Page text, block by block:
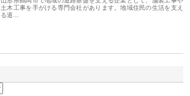
土木工事を手がける専門会社があります。地域住民の生活を支え
る道…